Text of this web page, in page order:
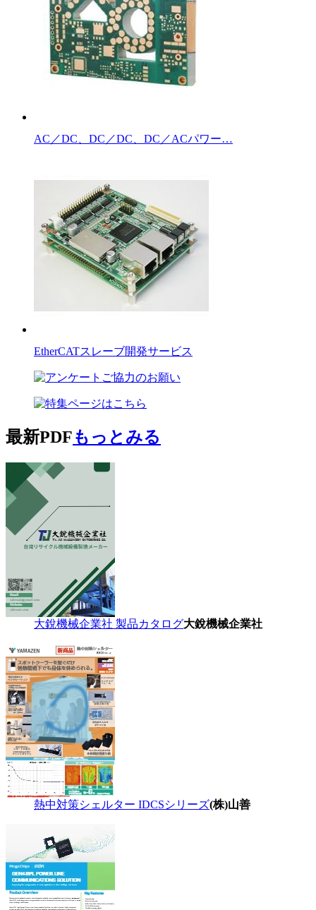
AC／DC、DC／DC、DC／ACパワー…
EtherCATスレーブ開発サービス
最新PDFもっとみる
大銳機械企業社 製品カタログ大銳機械企業社
熱中対策シェルター IDCSシリーズ(株)山善